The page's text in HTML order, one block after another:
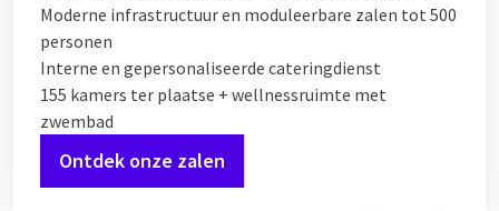
Moderne infrastructuur en moduleerbare zalen tot 500
personen
Interne en gepersonaliseerde cateringdienst
155 kamers ter plaatse + wellnessruimte met
zwembad
Ontdek onze zalen